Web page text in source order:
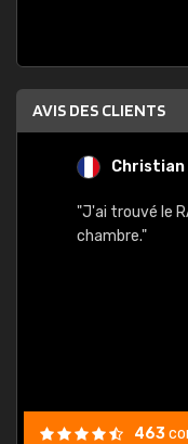
AVIS DES CLIENTS
Christian
"J'ai trouvé le
chambre."
463